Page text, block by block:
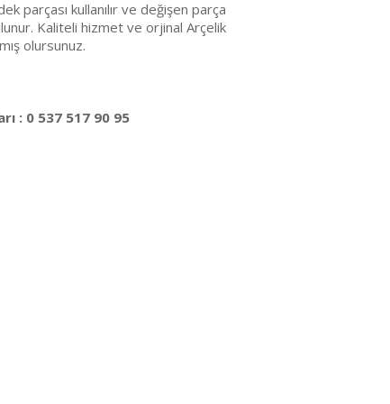
parçası kullanılır ve değişen parça
Kaliteli hizmet ve orjinal Arçelik
olursunuz.
: 0 537 517 90 95